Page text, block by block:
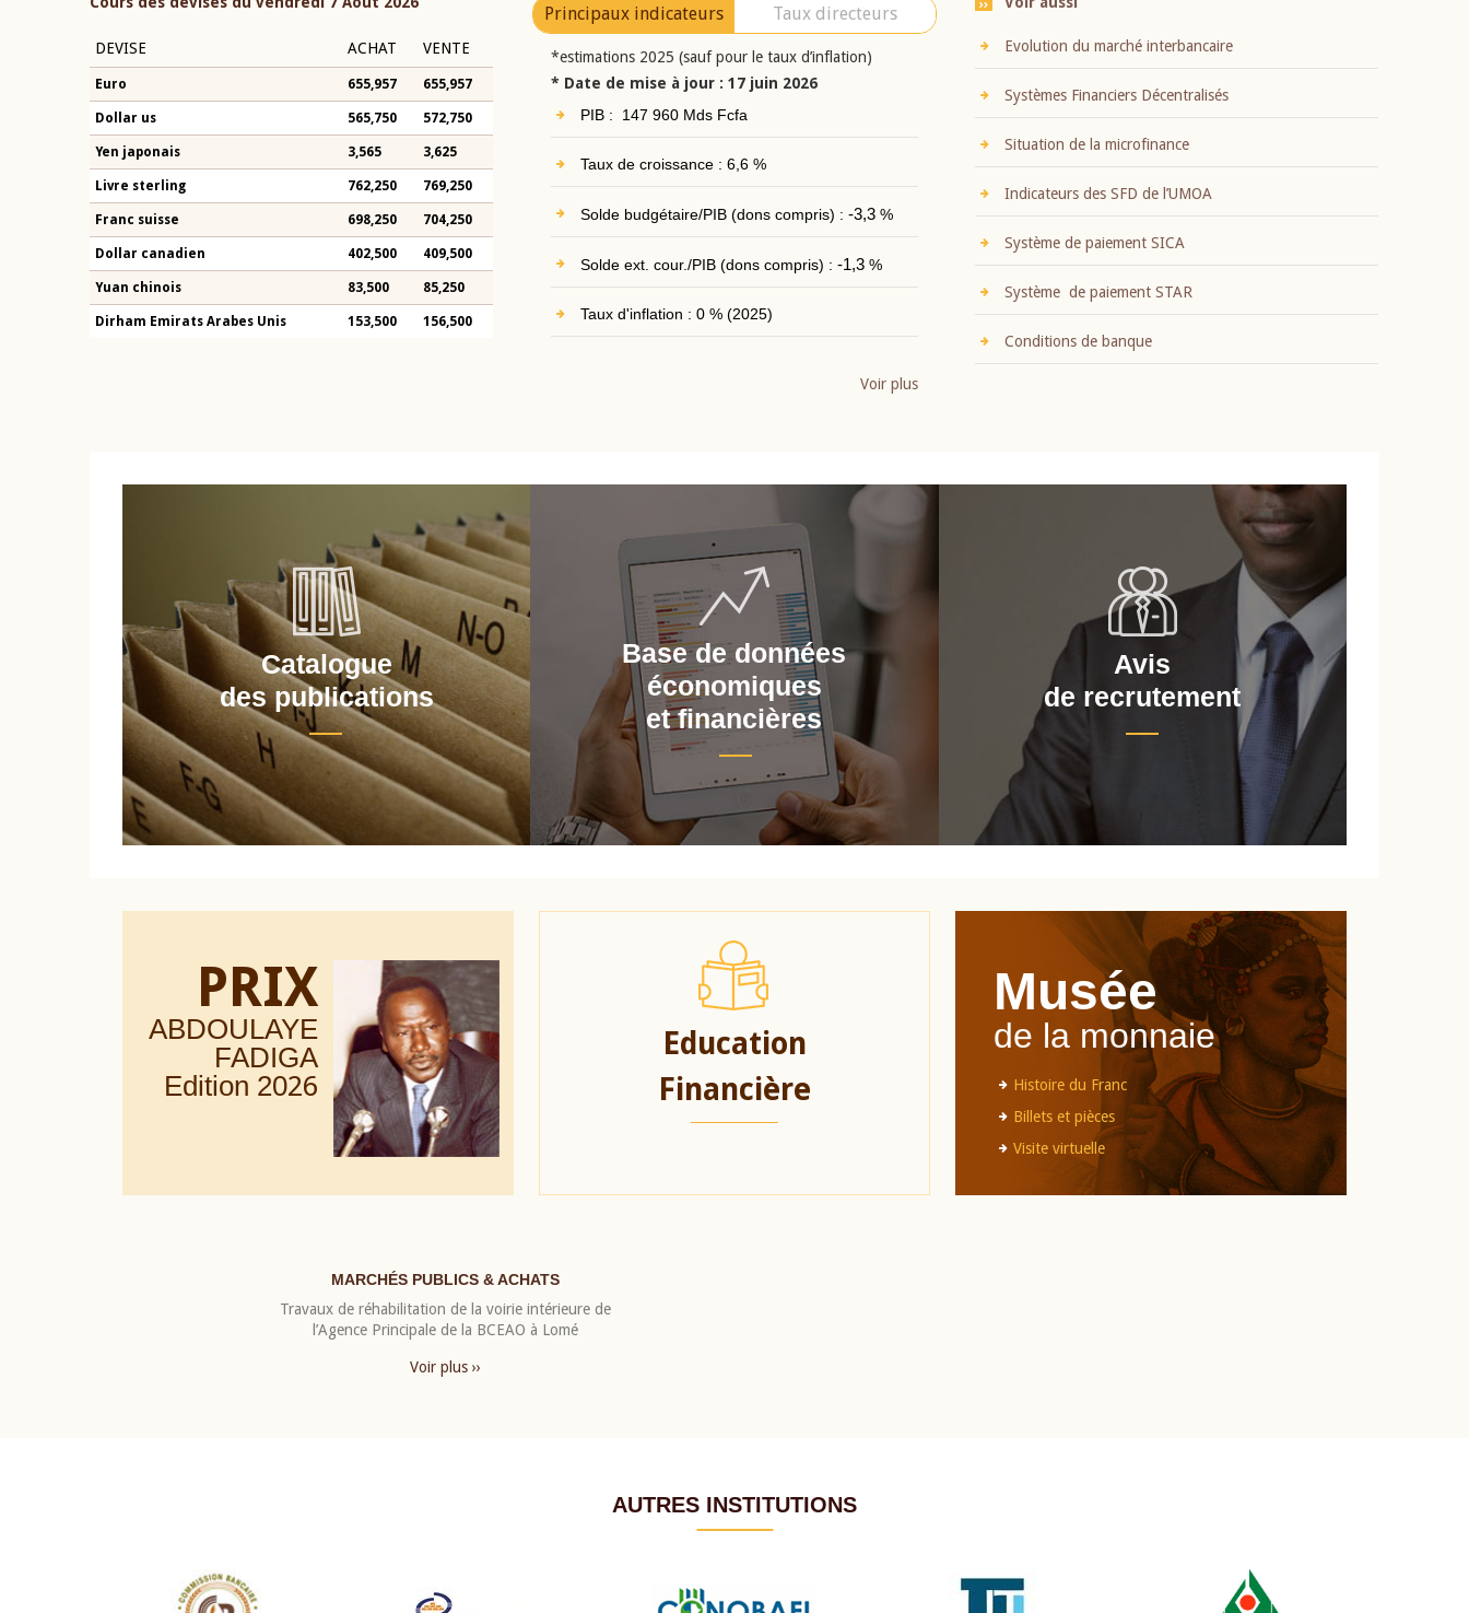
DEVISE ACHAT VENTE
Euro 655,957 655,957
Dollar us 565,750 572,750
Yen japonais 3,565 3,625
Livre sterling 762,250 769,250
Franc suisse 698,250 704,250
Dollar canadien 402,500 409,500
Yuan chinois 83,500 85,250
Dirham Emirats Arabes Unis 153,500 156,500
Principaux indicateurs Taux directeurs
*estimations 2025 (sauf pour le taux d’inflation)
* Date de mise à jour : 17 juin 2026
PIB : 147 960 Mds Fcfa
Taux de croissance : 6,6 %
Solde budgétaire/PIB (dons compris) : -3,3%
Solde ext. cour./PIB (dons compris) : -1,3%
Taux d'inflation : 0 % (2025)
Voir plus
Evolution du marché interbancaire
Systèmes Financiers Décentralisés
Situation de la microfinance
Indicateurs des SFD de l’UMOA
Système de paiement SICA
Système de paiement STAR
Conditions de banque
Catalogue
des publications
Base de données
économiques
et financières
Avis
de recrutement
PRIX
ABDOULAYE
FADIGA
Edition 2026
Education
Financière
Musée
de la monnaie
Histoire du Franc
Billets et pièces
Visite virtuelle
MARCHÉS PUBLICS & ACHATS
Travaux de réhabilitation de la voirie intérieure de
l’Agence Principale de la BCEAO à Lomé
Voir plus ››
AUTRES INSTITUTIONS